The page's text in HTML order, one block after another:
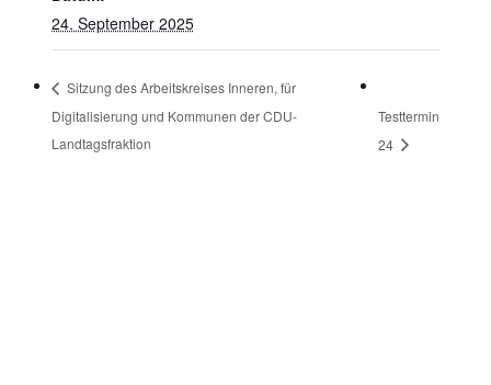
24. September 2025
Sitzung des Arbeitskreises Inneren, für
Digitalisierung und Kommunen der CDU-
Landtagsfraktion
Testtermin
24